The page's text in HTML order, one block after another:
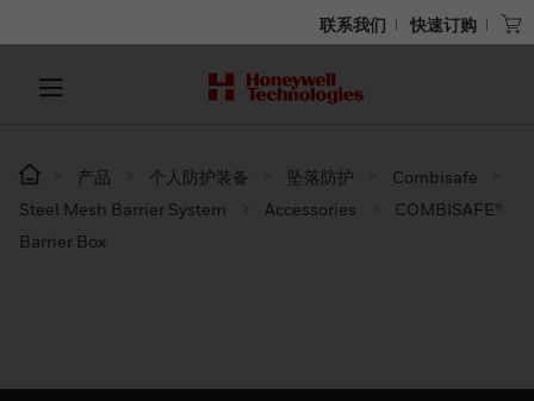
联系我们 快速订购
产品 个人防护装备 坠落防护
Combisafe
Steel Mesh Barrier System
Accessories
COMBISAFE®
Barrier Box